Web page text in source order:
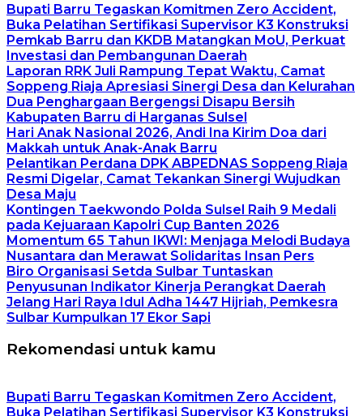
Bupati Barru Tegaskan Komitmen Zero Accident,
Buka Pelatihan Sertifikasi Supervisor K3 Konstruksi
Pemkab Barru dan KKDB Matangkan MoU, Perkuat
Investasi dan Pembangunan Daerah
Laporan RRK Juli Rampung Tepat Waktu, Camat
Soppeng Riaja Apresiasi Sinergi Desa dan Kelurahan
Dua Penghargaan Bergengsi Disapu Bersih
Kabupaten Barru di Harganas Sulsel
Hari Anak Nasional 2026, Andi Ina Kirim Doa dari
Makkah untuk Anak-Anak Barru
Pelantikan Perdana DPK ABPEDNAS Soppeng Riaja
Resmi Digelar, Camat Tekankan Sinergi Wujudkan
Desa Maju
Kontingen Taekwondo Polda Sulsel Raih 9 Medali
pada Kejuaraan Kapolri Cup Banten 2026
Momentum 65 Tahun IKWI: Menjaga Melodi Budaya
Nusantara dan Merawat Solidaritas Insan Pers
Biro Organisasi Setda Sulbar Tuntaskan
Penyusunan Indikator Kinerja Perangkat Daerah
Jelang Hari Raya Idul Adha 1447 Hijriah, Pemkesra
Sulbar Kumpulkan 17 Ekor Sapi
Rekomendasi untuk kamu
Bupati Barru Tegaskan Komitmen Zero Accident,
Buka Pelatihan Sertifikasi Supervisor K3 Konstruksi